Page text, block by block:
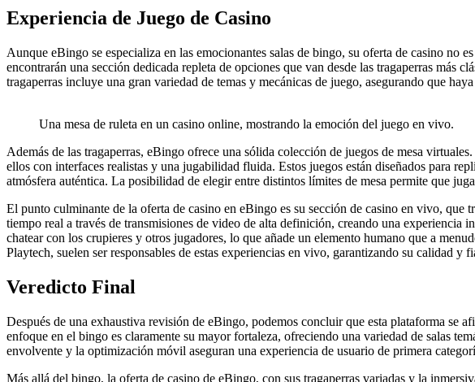
Experiencia de Juego de Casino
Aunque eBingo se especializa en las emocionantes salas de bingo, su oferta de casino no
encontrarán una sección dedicada repleta de opciones que van desde las tragaperras más
tragaperras incluye una gran variedad de temas y mecánicas de juego, asegurando que
Una mesa de ruleta en un casino online, mostrando la emoción del juego en vivo.
Además de las tragaperras, eBingo ofrece una sólida colección de juegos de mesa
ellos con interfaces realistas y una jugabilidad fluida. Estos juegos están diseñados para
atmósfera auténtica. La posibilidad de elegir entre distintos límites de mesa permite que
El punto culminante de la oferta de casino en eBingo es su sección de casino en vivo,
tiempo real a través de transmisiones de video de alta definición, creando una
chatear con los crupieres y otros jugadores, lo que añade un elemento humano que a
Playtech, suelen ser responsables de estas experiencias en vivo, garantizando su calidad y
Veredicto Final
Después de una exhaustiva revisión de eBingo, podemos concluir que esta plataforma se
enfoque en el bingo es claramente su mayor fortaleza, ofreciendo una variedad de salas
envolvente y la optimización móvil aseguran una experiencia de usuario de primera
Más allá del bingo, la oferta de casino de eBingo, con sus tragaperras variadas y la